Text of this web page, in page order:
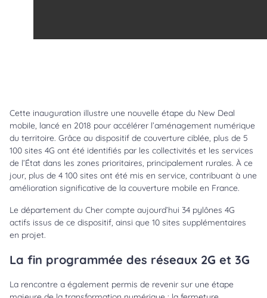
Cette inauguration illustre une nouvelle étape du New Deal
mobile, lancé en 2018 pour accélérer l’aménagement numérique
du territoire. Grâce au dispositif de couverture ciblée, plus de 5
100 sites 4G ont été identifiés par les collectivités et les services
de l’État dans les zones prioritaires, principalement rurales. À ce
jour, plus de 4 100 sites ont été mis en service, contribuant à une
amélioration significative de la couverture mobile en France.
Le département du Cher compte aujourd’hui 34 pylônes 4G
actifs issus de ce dispositif, ainsi que 10 sites supplémentaires
en projet.
La fin programmée des réseaux 2G et 3G
La rencontre a également permis de revenir sur une étape